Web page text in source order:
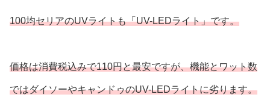
100均セリアのUVライトも「UV-LEDライト」です。
価格は消費税込みで110円と最安ですが、機能とワット数
ではダイソーやキャンドゥのUV-LEDライトに劣ります。